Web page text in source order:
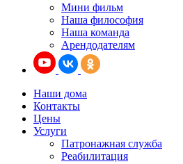
Мини фильм
Наша философия
Наша команда
Арендодателям
Наши дома
Контакты
Цены
Услуги
Патронажная служба
Реабилитация